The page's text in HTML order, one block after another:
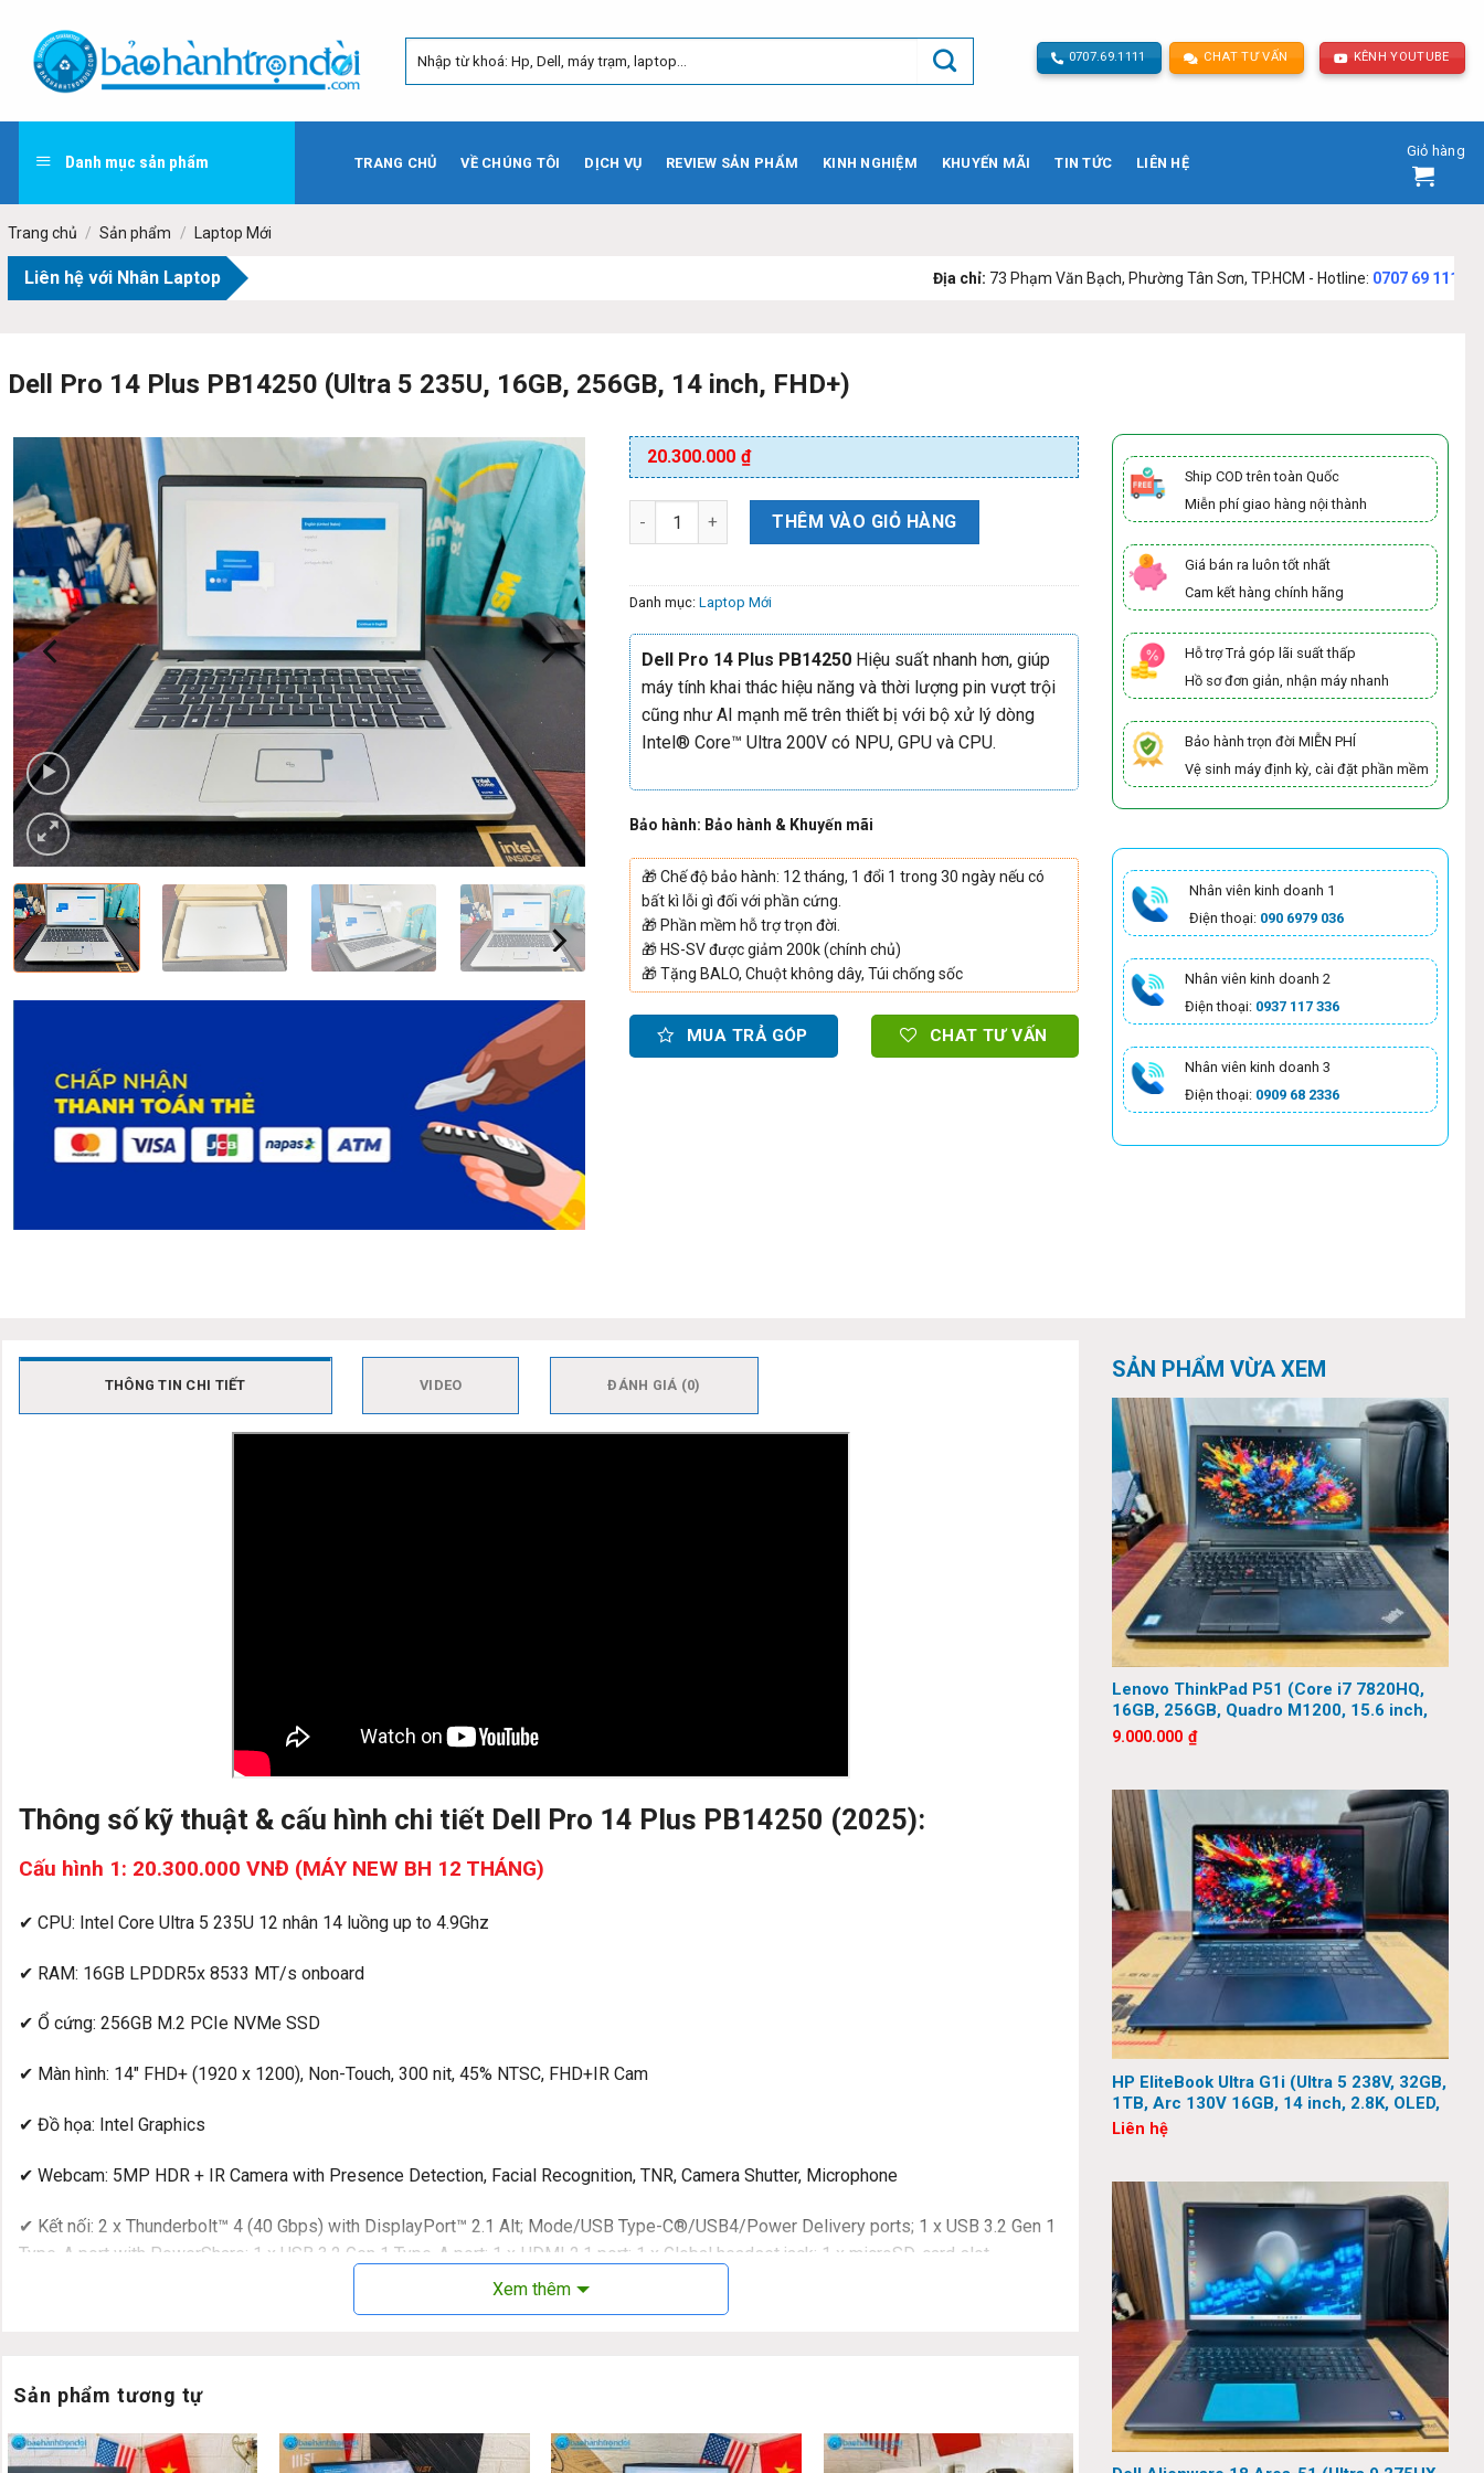
content
0707.69.1111 CHAT TƯ VẤN KÊNH YOUTUBE
Danh mục sản phẩm TRANG CHỦ VỀ CHÚNG TÔI DỊCH VỤ REVIEW SẢN PHẨM KINH NGHIỆM KHUYẾN MÃI TIN TỨC LIÊN HỆ
Giỏ hàng
Trang chủ / Sản phẩm / Laptop Mới
Liên hệ với Nhân Laptop 73 Phạm Văn Bạch, Phường Tân Sơn, TP.HCM - Hotline:0707 69 1111
Dell Pro 14 Plus PB14250 (Ultra 5 235U, 16GB, 256GB, 14 inch, FHD+)
20.300.000 ₫
THÊM VÀO GIỎ HÀNG
Danh mục:Laptop Mới
Dell Pro 14 Plus PB14250 Hiệu suất nhanh hơn, giúp
máy tính khai thác hiệu năng và thời lượng pin vượt trội
cũng như AI mạnh mẽ trên thiết bị với bộ xử lý dòng
Intel® Core™ Ultra 200V có NPU, GPU và CPU.
Bảo hành: Bảo hành & Khuyến mãi
🎁Chế độ bảo hành: 12 tháng, 1 đổi 1 trong 30 ngày nếu có
bất kì lỗi gì đối với phần cứng.
🎁Phần mềm hỗ trợ trọn đời.
🎁HS-SV được giảm 200k (chính chủ)
🎁Tặng BALO, Chuột không dây, Túi chống sốc
MUA TRẢ GÓP CHAT TƯ VẤN
Ship COD trên toàn Quốc
Miễn phí giao hàng nội thành
Giá bán ra luôn tốt nhất
Cam kết hàng chính hãng
Hỗ trợ Trả góp lãi suất thấp
Hồ sơ đơn giản, nhận máy nhanh
Bảo hành trọn đời MIỄN PHÍ
Vệ sinh máy định kỳ, cài đặt phần mềm
Nhân viên kinh doanh 1
Điện thoại: 090 6979 036
Nhân viên kinh doanh 2
Điện thoại: 0937 117 336
Nhân viên kinh doanh 3
Điện thoại: 0909 68 2336
THÔNG TIN CHI TIẾT VIDEO ĐÁNH GIÁ (0)
Thông số kỹ thuật & cấu hình chi tiết Dell Pro 14 Plus PB14250 (2025):
Cấu hình 1: 20.300.000 VNĐ (MÁY NEW BH 12 THÁNG)
✔ CPU: Intel Core Ultra 5 235U 12 nhân 14 luồng up to 4.9Ghz
✔ RAM: 16GB LPDDR5x 8533 MT/s onboard
✔ Ổ cứng: 256GB M.2 PCIe NVMe SSD
✔ Màn hình: 14″ FHD+ (1920 x 1200), Non-Touch, 300 nit, 45% NTSC, FHD+IR Cam
✔ Đồ họa: Intel Graphics
✔ Webcam: 5MP HDR + IR Camera with Presence Detection, Facial Recognition, TNR, Camera Shutter, Microphone
✔ Kết nối: 2 x Thunderbolt™ 4 (40 Gbps) with DisplayPort™ 2.1 Alt; Mode/USB Type-C®/USB4/Power Delivery ports; 1 x USB 3.2 Gen 1
Type-A port with PowerShare; 1 x USB 3.2 Gen 1 Type-A port; 1 x HDMI 2.1 port; 1 x Global headset jack; 1 x microSD-card slot
✔ HĐH: Windows 11 Pro, Copilot+ PC
Xem thêm
Sản phẩm tương tự
SẢN PHẨM VỪA XEM
Lenovo ThinkPad P51 (Core i7 7820HQ,
16GB, 256GB, Quadro M1200, 15.6 inch,
FHD)
9.000.000 ₫
HP EliteBook Ultra G1i (Ultra 5 238V, 32GB,
1TB, Arc 130V 16GB, 14 inch, 2.8K, OLED,
Touch)
Liên hệ